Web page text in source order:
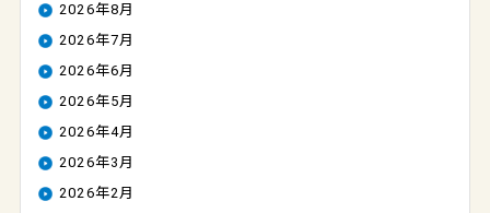
2026年8月
2026年7月
2026年6月
2026年5月
2026年4月
2026年3月
2026年2月